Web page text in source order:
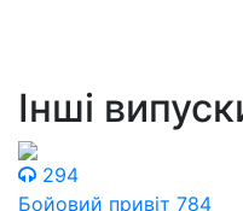
Інші
294
Бойовий привіт 784